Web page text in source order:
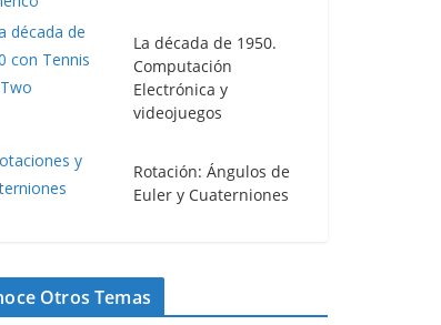
La década de 1950.
Computación
Electrónica y
videojuegos
Rotación: Ángulos de
Euler y Cuaterniones
Otros Temas